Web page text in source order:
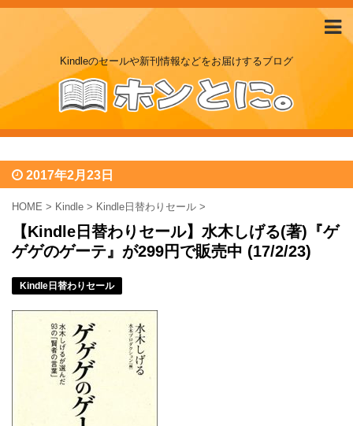
Kindleのセールや新刊情報などをお届けするブログ
2017年2月23日
HOME > Kindle > Kindle日替わりセール >
【Kindle日替わりセール】水木しげる(著)『ゲ
ゲゲのゲーテ』が299円で販売中 (17/2/23)
Kindle日替わりセール